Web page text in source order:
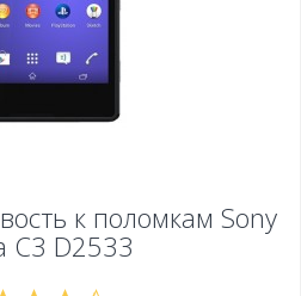
к поломкам Sony
C3 D2533